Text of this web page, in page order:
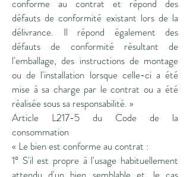
conforme au contrat et répond des
défauts de conformité existant lors de la
délivrance. Il répond également des
défauts de conformité résultant de
l'emballage, des instructions de montage
ou de l'installation lorsque celle-ci a été
mise à sa charge par le contrat ou a été
réalisée sous sa responsabilité. »
Article L217-5 du Code de la
consommation
« Le bien est conforme au contrat :
1° S'il est propre à l'usage habituellement